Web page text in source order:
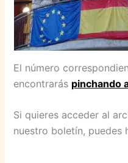
El número
encontrarás pinchando
Si quieres acceder al
nuestro boletín, puedes